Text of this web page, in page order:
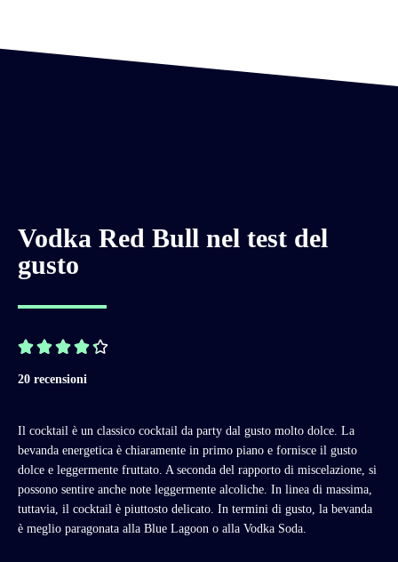
Vodka Red Bull nel test del
gusto

20 recensioni
Il cocktail è un classico cocktail da party dal gusto molto dolce. La
bevanda energetica è chiaramente in primo piano e fornisce il gusto
dolce e leggermente fruttato. A seconda del rapporto di miscelazione, si
possono sentire anche note leggermente alcoliche. In linea di massima,
tuttavia, il cocktail è piuttosto delicato. In termini di gusto, la bevanda
è meglio paragonata alla Blue Lagoon o alla Vodka Soda.